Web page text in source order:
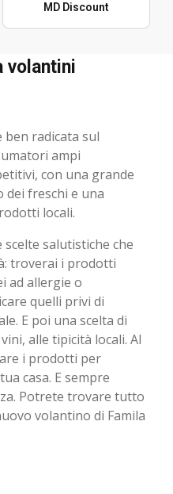
MD Discount
volantini
ben radicata sul
ampi
con una grande
dei freschi e una
locali.
salutistiche che
troverai i prodotti
ad allergie o
quelli privi di
E poi una scelta di
alle tipicità locali. Al
i prodotti per
casa. E sempre
Potrete trovare tutto
volantino di Famila